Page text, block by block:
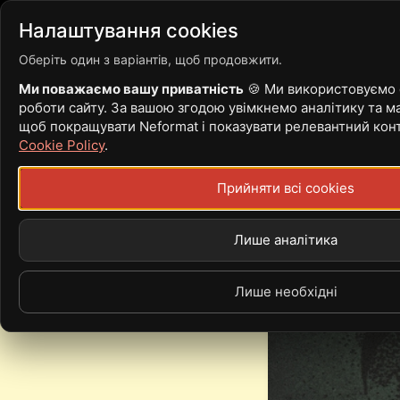
Війна
МУЗИЧНОМУ Й
Налаштування cookies
Оберіть один з варіантів, щоб продовжити.
Ми поважаємо вашу приватність 🍪 Ми використовуємо
роботи сайту. За вашою згодою увімкнемо аналітику та
щоб покращувати Neformat і показувати релевантний
Cookie Policy.
Прийняти всі cookies
Лише аналітика
Лише необхідні